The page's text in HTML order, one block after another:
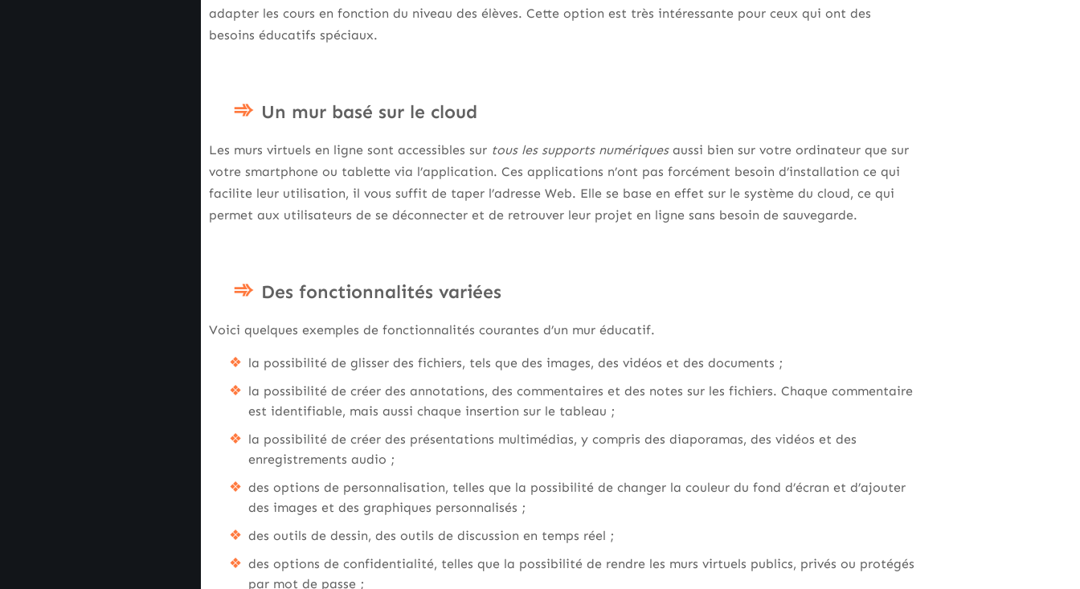
adapter les cours en fonction du niveau des élèves. Cette option est très intéressante pour ceux qui ont des
besoins éducatifs spéciaux.
Un mur basé sur le cloud
Les murs virtuels en ligne sont accessibles sur tous les supports numériquesaussi bien sur votre ordinateur que sur
votre smartphone ou tablette via l’application. Ces applications n’ont pas forcément besoin d’installation ce qui
facilite leur utilisation, il vous suffit de taper l’adresse Web. Elle se base en effet sur le système du cloud, ce qui
permet aux utilisateurs de se déconnecter et de retrouver leur projet en ligne sans besoin de sauvegarde.
Des fonctionnalités variées
Voici quelques exemples de fonctionnalités courantes d’un mur éducatif.
la possibilité de glisser des fichiers, tels que des images, des vidéos et des documents ;
la possibilité de créer des annotations, des commentaires et des notes sur les fichiers. Chaque commentaire
est identifiable, mais aussi chaque insertion sur le tableau ;
la possibilité de créer des présentations multimédias, y compris des diaporamas, des vidéos et des
enregistrements audio ;
des options de personnalisation, telles que la possibilité de changer la couleur du fond d’écran et d’ajouter
des images et des graphiques personnalisés ;
des outils de dessin, des outils de discussion en temps réel ;
des options de confidentialité, telles que la possibilité de rendre les murs virtuels publics, privés ou protégés
par mot de passe ;